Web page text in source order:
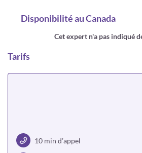
Disponibilitéau Canada
Cet expert n'a pas indiqué
Tarifs
10 min d’appel